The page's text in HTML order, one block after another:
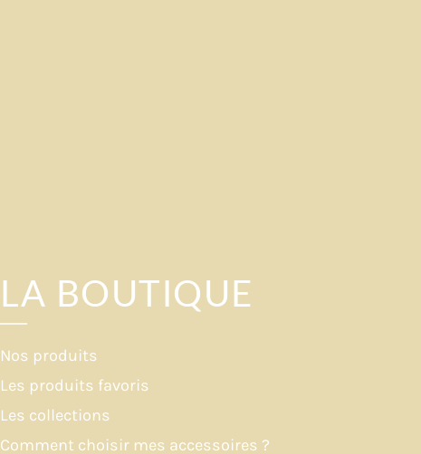
LA BOUTIQUE
Nos produits
Les produits favoris
Les collections
Comment choisir mes accessoires ?